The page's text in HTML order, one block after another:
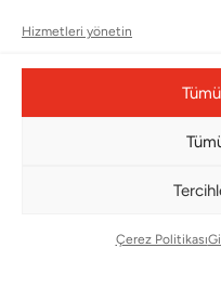
Hizmetleri yönetin
Çerez Politikası